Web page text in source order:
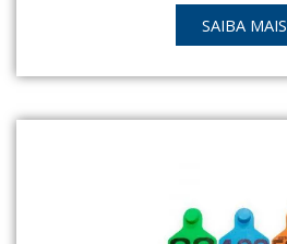
SAIBA MAIS